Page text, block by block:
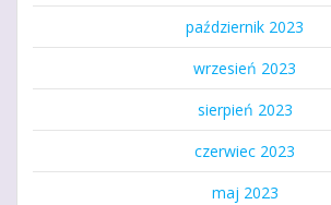
październik 2023
wrzesień 2023
sierpień 2023
czerwiec 2023
maj 2023